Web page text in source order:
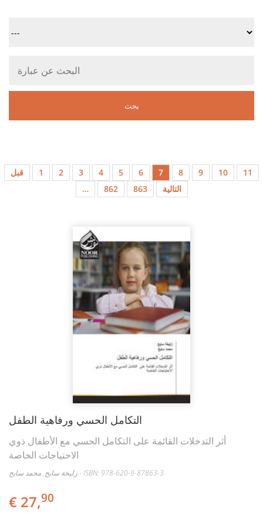
قبل 1 2 3 4 5 6 7 8 9 10
11
…
862 863 التالية
التكامل الحسي ورفاهية الطفل
أثر التدخلات القائمة على التكامل الحسي مع الأطفال ذوي
الاحتياجات الخاصة
زليخة سايح, محمد سايح - ISBN: 978-620-9-87863-3
€ 27,90